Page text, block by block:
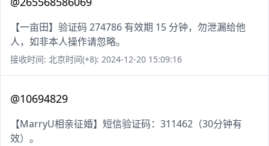
【一亩田】验证码 274786 有效期 15 分钟，勿泄漏给他
人，如非本人操作请忽略。
接收时间: 北京时间(+8): 2024-12-20 15:09:16
@10694829
【MarryU相亲征婚】短信验证码：311462（30分钟有
效）。